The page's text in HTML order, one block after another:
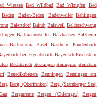
Wiessee Bad Wildbad Bad Wimpfen
Bad
Baden Baden-Baden Badenweiler
Bahlingen
Baiersdorf Baindt Baisweil Balderschwang
Baltmannsweiler Balzhausen Balzheim
Bartholomä Basel Bastheim
Baudenbach
bei Ergoldsbach Bayerisch Eisenstein
Bechtsrieth Beckingen Beilngries Beilstein
Benediktbeuern Benningen
Benningen am
Berg (Oberfranken) Berg (Starnberger See)
Bergatreute Bergen (Chiemgau)
Bergen